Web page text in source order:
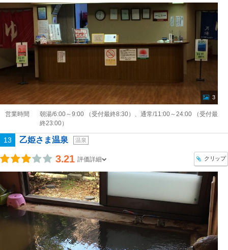
3
営業時間
朝湯/6:00～9:00 （受付最終8:30）、通常/11:00～24:00 （受付最
終23:00）
13 乙姫さま温泉 温泉
3.21 評価詳細 クリップ